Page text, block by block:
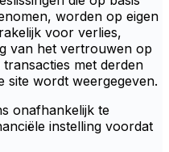
worden op eigen
voor verlies,
van het vertrouwen op
met derden
site wordt weergegeven.
onafhankelijk te
instelling voordat